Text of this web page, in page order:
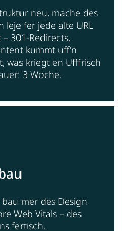
neu, mache des
leje fer jede alte URL
301-Redirects,
kummt uff'n
was kriegt en Ufffrisch
3 Woche.
mer des Design
Web Vitals – des
fertisch.